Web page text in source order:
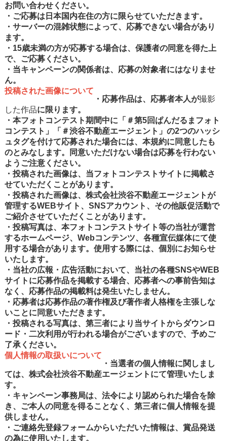
お問い合わせください。
・ご応募は日本国内在住の方に限らせていただきます。
・サーバーの混雑状態によって、応募できない場合があり
ます。
・15歳未満の方が応募する場合は、保護者の同意を得た上
で、ご応募ください。
・当キャンペーンの関係者は、応募の対象者にはなりませ
ん。
投稿された画像について
・応募作品は、 応募者本人が撮影
した作品に限ります。
・本フォトコンテスト期間中に「＃第5回ぱんだるまフォト
コンテスト」「＃渋谷不動産エージェント」の2つのハッシ
ュタグを付けて応募された場合には、本規約に同意したも
のとみなします。同意いただけない場合は応募を行わない
ようご注意ください。
・投稿された画像は、当フォトコンテストサイトに掲載さ
せていただくことがあります。
・投稿された画像は、株式会社渋谷不動産エージェントが
管理するWEBサイト、SNSアカウント、その他販促活動で
ご紹介させていただくことがあります。
・投稿写真は、本フォトコンテストサイト等の当社が運営
するホームページ、Webコンテンツ、各種宣伝媒体にて使
用する場合があります。使用する際には、個別にお知らせ
いたします。
・当社の広報・広告活動において、当社の各種SNSやWEB
サイトに応募作品を掲載する場合、応募者への事前告知は
なく、応募作品の掲載料は発生いたしません。
・応募者は応募作品の著作権及び著作者人格権を主張しな
いことに同意いただきます。
・投稿される写真は、第三者により当サイトからダウンロ
ード・二次利用が行われる場合がございますので、予めご
了承ください。
個人情報の取扱いについて
・当選者の個人情報に関しまし
ては、株式会社渋谷不動産エージェントにて管理いたしま
す。
・キャンペーン事務局は、法令により認められた場合を除
き、ご本人の同意を得ることなく、第三者に個人情報を提
供しません。
・ご連絡先登録フォームからいただいた情報は、賞品発送
の為に使用いたします。